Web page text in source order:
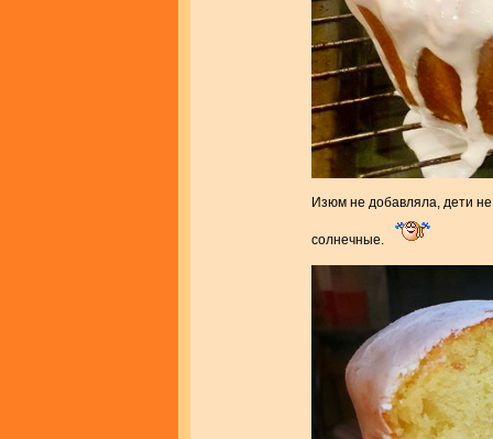
Изюм не добавляла, дети не
солнечные.